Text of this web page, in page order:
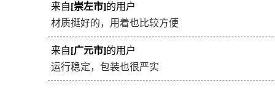
来自[崇左市]的用户
材质挺好的，用着也比较方便
来自[广元市]的用户
运行稳定，包装也很严实